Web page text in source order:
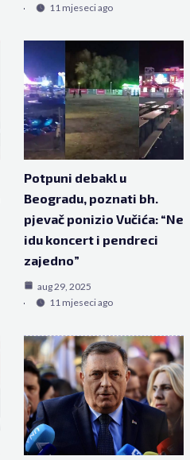
11 mjeseci ago
Potpuni debakl u
Beogradu, poznati bh.
pjevač ponizio Vučića: “Ne
idu koncert i pendreci
zajedno”
aug 29, 2025
11 mjeseci ago